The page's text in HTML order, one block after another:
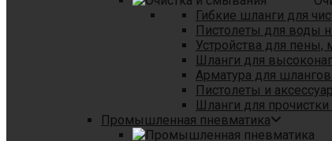
Гибкие шланги для
Пистолеты для воды
Устройства для пены,
Шланги для
Арматура для
Пистолеты и
Шланги для
Промышленная пневматика